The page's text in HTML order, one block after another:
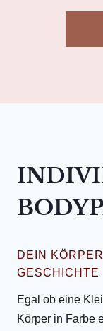
DEIN
GESCHICHTE
Egal ob eine
Körper in Farbe